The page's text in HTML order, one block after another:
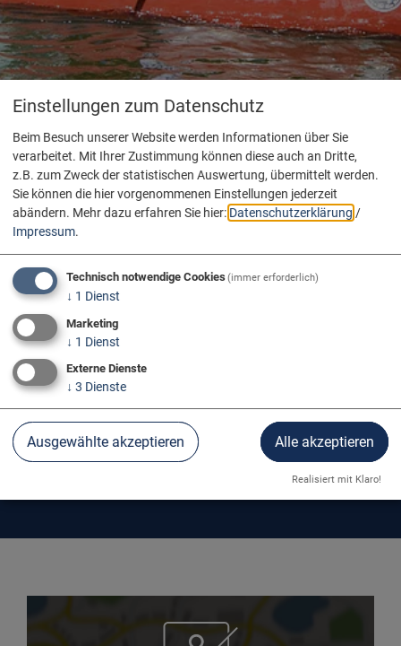
GASTHOF ROSE
Einstellungen zum Datenschutz
Beim Besuch unserer Website werden Informationen über Sie
verarbeitet. Mit Ihrer Zustimmung können diese auch an Dritte,
z.B. zum Zweck der statistischen Auswertung, übermittelt werden.
Sie können die hier vorgenommenen Einstellungen jederzeit
abändern. Mehr dazu erfahren Sie hier: Datenschutzerklärung /
Impressum.
Technisch notwendige Cookies(immer erforderlich)
↓ 1 Dienst
Marketing
↓ 1 Dienst
Externe Dienste
↓ 3 Dienste
Ausgewählte akzeptieren Alle akzeptieren
Realisiert mit Klaro!